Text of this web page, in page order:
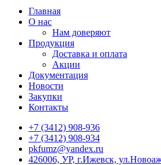
Главная
О нас
Нам доверяют
Продукция
Доставка и оплата
Акции
Документация
Новости
Закупки
Контакты
+7 (3412) 908-936
+7 (3412) 908-934
pkfumz@yandex.ru
426006, УР, г.Ижевск,